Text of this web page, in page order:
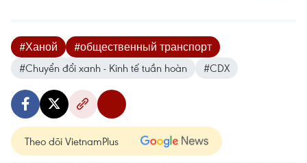
#Ханой
#общественный транспорт
#Chuyển đổi xanh - Kinh tế tuần hoàn
#CDX
Theo dõi VietnamPlus